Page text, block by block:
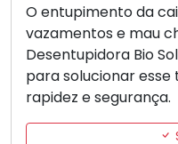
O entupimento da
vazamentos e mau
Desentupidora Bio
para solucionar
rapidez e segurança.